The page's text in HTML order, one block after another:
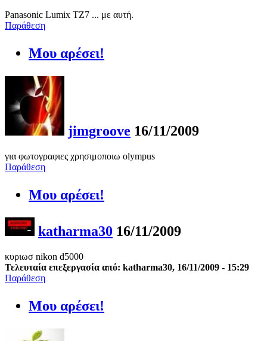
Panasonic Lumix TZ7 ... με αυτή.
Παράθεση
Μου αρέσει!
jimgroove 16/11/2009
για φωτογραφιες χρησιμοποιω olympus
Παράθεση
Μου αρέσει!
katharma30 16/11/2009
κυριωσ nikon d5000
Τελευταία επεξεργασία από: katharma30, 16/11/2009 - 15:29
Παράθεση
Μου αρέσει!